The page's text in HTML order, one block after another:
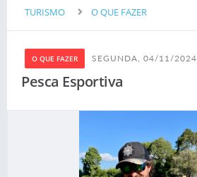
TURISMO O QUE FAZER
O QUE FAZER SEGUNDA, 04/11/2024
Pesca Esportiva